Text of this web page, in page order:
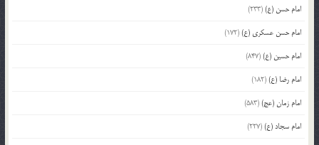
امام حسن (ع)(233)
امام حسن عسکری (ع)(172)
امام حسین (ع)(847)
امام رضا (ع)(182)
امام زمان (عج)(583)
امام سجاد (ع)(227)